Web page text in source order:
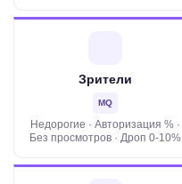
ГЕО · Удержание
Зрители
MQ
Недорогие · Авторизация % ·
Без просмотров · Дроп 0-10%